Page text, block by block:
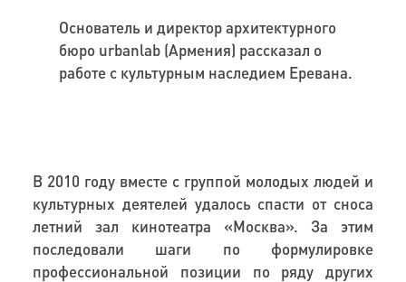
Основатель и директор архитектурного
бюро urbanlab (Армения) рассказал о
работе с культурным наследием Еревана.
В 2010 году вместе с группой молодых людей и
культурных деятелей удалось спасти от сноса
летний зал кинотеатра «Москва». За этим
последовали шаги по формулировке
профессиональной позиции по ряду других